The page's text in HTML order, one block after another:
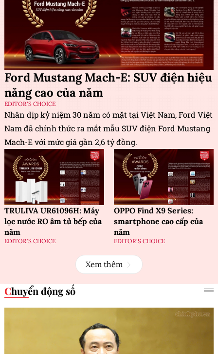
Ford Mustang Mach-E: SUV điện hiệu
năng cao của năm
EDITOR'S CHOICE
Nhân dịp kỷ niệm 30 năm có mặt tại Việt Nam, Ford Việt
Nam đã chính thức ra mắt mẫu SUV điện Ford Mustang
Mach-E với mức giá gần 2,6 tỷ đồng.
TRULIVA UR61096H: Máy
lọc nước RO âm tủ bếp của
năm
EDITOR'S CHOICE
OPPO Find X9 Series:
smartphone cao cấp của
năm
EDITOR'S CHOICE
Xem thêm
Chuyển động số